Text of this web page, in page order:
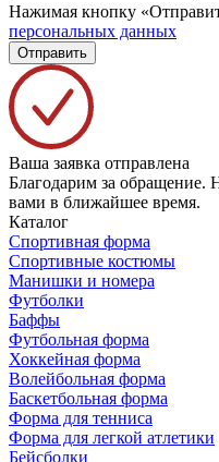
Нажимая кнопку
персональных данных
Отправить
Ваша заявка отправлена
Благодарим за обращение.
вами в ближайшее время.
Каталог
Спортивная форма
Спортивные костюмы
Манишки и номера
Футболки
Баффы
Футбольная форма
Хоккейная форма
Волейбольная форма
Баскетбольная форма
Форма для тенниса
Форма для легкой атлетики
Бейсболки